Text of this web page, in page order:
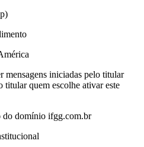
mensagens iniciadas pelo titular
titular quem escolhe ativar este
do domínio ifgg.com.br